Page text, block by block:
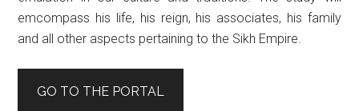
emcompass his life, his reign, his associates, his family
and all other aspects pertaining to the Sikh Empire.
GO TO THE PORTAL